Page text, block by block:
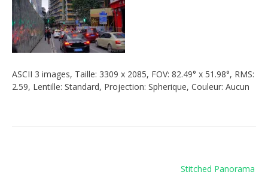
ASCII 3 images, Taille: 3309 x 2085, FOV: 82.49° x 51.98°, RMS:
2.59, Lentille: Standard, Projection: Spherique, Couleur: Aucun
Stitched Panorama